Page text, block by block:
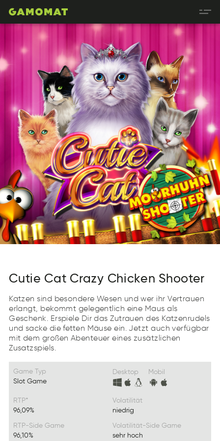
Cutie Cat Crazy Chicken Shooter
Katzen sind besondere Wesen und wer ihr Vertrauen
erlangt, bekommt gelegentlich eine Maus als
Geschenk. Erspiele Dir das Zutrauen des Katzenrudels
und sacke die fetten Mäuse ein. Jetzt auch verfügbar
mit dem großen Abenteuer eines zusätzlichen
Zusatzspiels.
Game Typ
Slot Game
Desktop Mobil
RTP*
96,09%
Volatilität
niedrig
RTP-Side Game
96,10%
Volatilität-Side Game
sehr hoch